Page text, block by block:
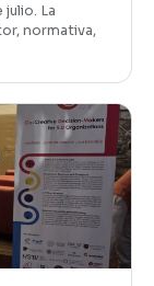
La
normativa,